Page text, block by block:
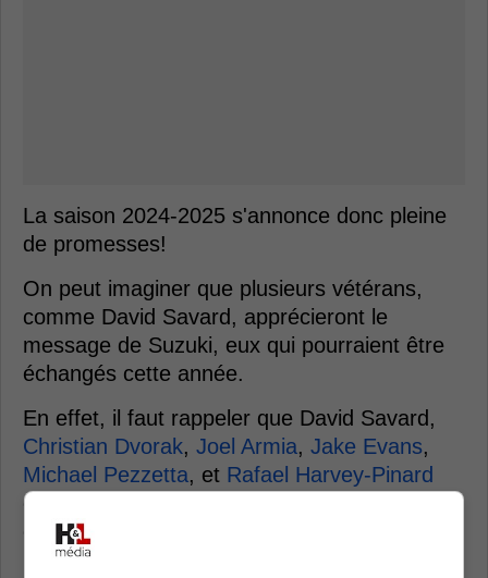
La saison 2024-2025 s'annonce donc pleine
de promesses!
On peut imaginer que plusieurs vétérans,
comme David Savard, apprécieront le
message de Suzuki, eux qui pourraient être
échangés cette année.
En effet, il faut rappeler que David Savard,
Christian Dvorak, Joel Armia, Jake Evans,
Michael Pezzetta, et Rafael Harvey-Pinard
entament tous la dernière année de leur
contrat.